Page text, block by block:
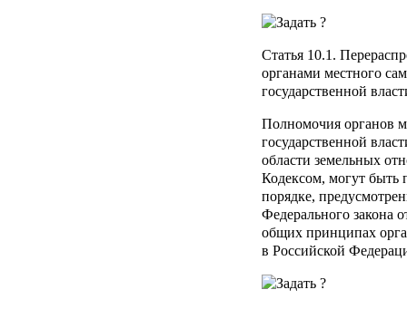
Статья 10.1.
органами местного
государственной
Полномочия органов
государственной
области земельных
Кодексом, могут быть
порядке,
Федерального закона
общих принципах
в Российской